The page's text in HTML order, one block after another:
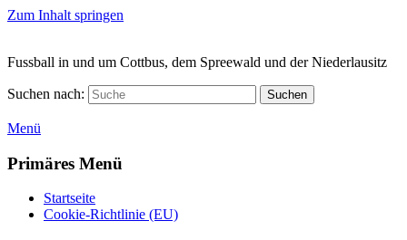
Zum Inhalt springen
Fussball in und um Cottbus, dem Spreewald und der Niederlausitz
Suchen nach: Suchen
Menü
Primäres Menü
Startseite
Cookie-Richtlinie (EU)